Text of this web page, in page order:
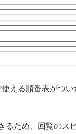
える順番表がつ
るため、回覧のス